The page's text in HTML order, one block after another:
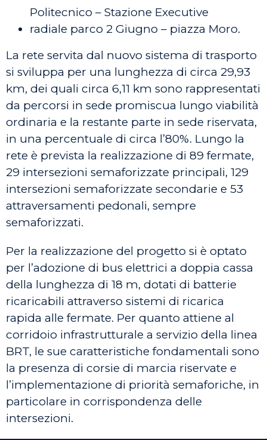
Politecnico – Stazione Executive
radiale parco 2 Giugno – piazza Moro.
La rete servita dal nuovo sistema di trasporto
si sviluppa per una lunghezza di circa 29,93
km, dei quali circa 6,11 km sono rappresentati
da percorsi in sede promiscua lungo viabilità
ordinaria e la restante parte in sede riservata,
in una percentuale di circa l’80%. Lungo la
rete è prevista la realizzazione di 89 fermate,
29 intersezioni semaforizzate principali, 129
intersezioni semaforizzate secondarie e 53
attraversamenti pedonali, sempre
semaforizzati.
Per la realizzazione del progetto si è optato
per l’adozione di bus elettrici a doppia cassa
della lunghezza di 18 m, dotati di batterie
ricaricabili attraverso sistemi di ricarica
rapida alle fermate. Per quanto attiene al
corridoio infrastrutturale a servizio della linea
BRT, le sue caratteristiche fondamentali sono
la presenza di corsie di marcia riservate e
l’implementazione di priorità semaforiche, in
particolare in corrispondenza delle
intersezioni.